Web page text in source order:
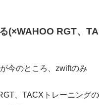
(×WAHOO RGT、TA
今のところ、zwiftのみ
、TACXトレーニングの